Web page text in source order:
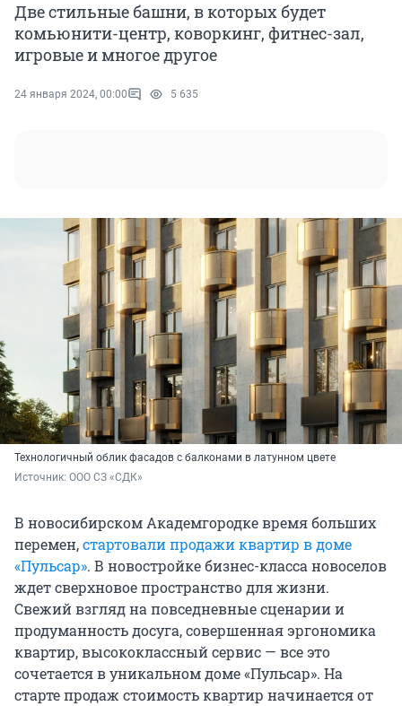
Две стильные башни, в которых будет
комьюнити-центр, коворкинг, фитнес-зал,
игровые и многое другое
24 января 2024, 00:00 5 635
Технологичный облик фасадов с балконами в латунном цвете
Источник: ООО СЗ «СДК»
В новосибирском Академгородке время больших
перемен,стартовали продажи квартир в доме
«Пульсар». В новостройке бизнес-класса новоселов
ждет сверхновое пространство для жизни.
Свежий взгляд на повседневные сценарии и
продуманность досуга, совершенная эргономика
квартир, высококлассный сервис — все это
сочетается в уникальном доме «Пульсар». На
старте продаж стоимость квартир начинается от